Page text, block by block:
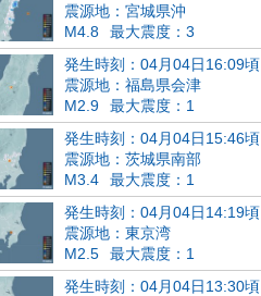
震源地：宮城県沖
M4.8
最大震度：3
発生時刻：04月04日16:09頃
震源地：福島県会津
M2.9
最大震度：1
発生時刻：04月04日15:46頃
震源地：茨城県南部
M3.4
最大震度：1
発生時刻：04月04日14:19頃
震源地：東京湾
M2.5
最大震度：1
発生時刻：04月04日13:30頃